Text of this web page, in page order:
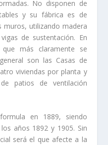
No disponen de
y su fábrica es de
utilizando madera
de sustentación. En
más claramente se
son las Casas de
viviendas por planta y
patios de ventilación
en 1889, siendo
años 1892 y 1905. Sin
será el que afecte a la